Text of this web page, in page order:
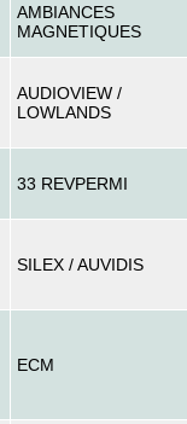
AMBIANCES
MAGNETIQUES
AUDIOVIEW /
LOWLANDS
33 REVPERMI
SILEX / AUVIDIS
ECM